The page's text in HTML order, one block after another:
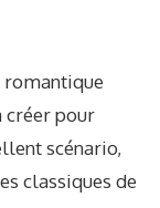
romantique
créer pour
scénario,
classiques de